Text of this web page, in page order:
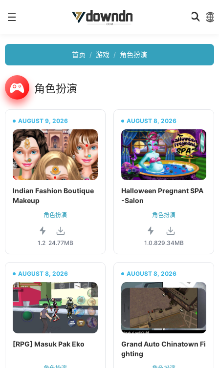
首页 游戏 角色扮演
角色扮演
AUGUST 9, 2026
Indian Fashion Boutique
Makeup
角色扮演
1.2 24.77MB
AUGUST 8, 2026
Halloween Pregnant SPA
-Salon
角色扮演
1.0.829.34MB
AUGUST 8, 2026
[RPG] Masuk Pak Eko
AUGUST 8, 2026
Grand Auto Chinatown Fi
ghting